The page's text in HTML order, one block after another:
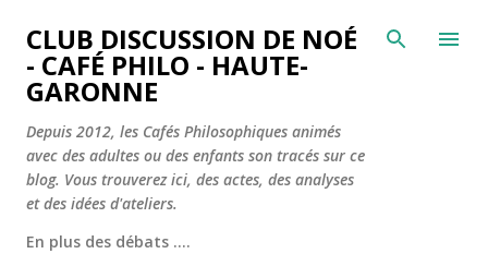
Accéder au contenu principal
CLUB DISCUSSION DE NOÉ
- CAFÉ PHILO - HAUTE-
GARONNE
Depuis 2012, les Cafés Philosophiques animés
avec des adultes ou des enfants son tracés sur ce
blog. Vous trouverez ici, des actes, des analyses
et des idées d'ateliers.
En plus des débats ....